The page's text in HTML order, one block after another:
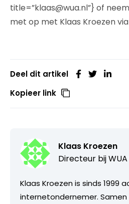
title=”klaas@wua.nl”} of
met op met Klaas Kroezen
Deel dit artikel
Kopieer link
Klaas Kroezen
Directeur bijWUA
Klaas Kroezen is sinds 1999
internetondernemer. Samen